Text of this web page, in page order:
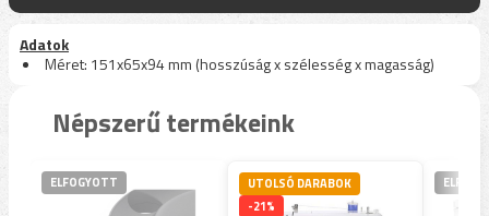
Adatok
Méret: 151x65x94 mm (hosszúság x szélesség x magasság)
Népszerű termékeink
ELFOGYOTT
UTOLSÓ DARABOK
-21%